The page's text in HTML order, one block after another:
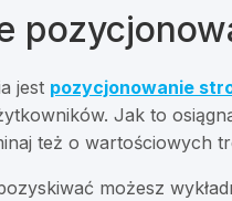
jest pozycjonowanie
Jak to
też o wartościowych
możesz